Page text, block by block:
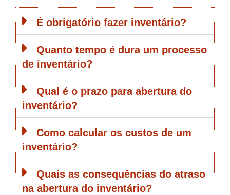
É obrigatório fazer inventário?
Quanto tempo é dura um processo
de inventário?
Qual é o prazo para abertura do
inventário?
Como calcular os custos de um
inventário?
Quais as consequências do atraso
na abertura do inventário?